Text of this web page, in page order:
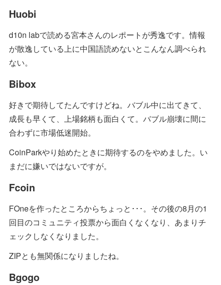
Huobi
d10n labで読める宮本さんのレポートが秀逸です。情報
が散逸している上に中国語読めないとこんなん調べられ
ない。
Bibox
好きで期待してたんですけどね。バブル中に出てきて、
成長も早くて、上場銘柄も面白くて。バブル崩壊に間に
合わずに市場低迷開始。
CoinParkやり始めたときに期待するのをやめました。い
まだに嫌いではないですが。
Fcoin
FOneを作ったところからちょっと･･･。その後の8月の1
回目のコミュニティ投票から面白くなくなり、あまりチ
ェックしなくなりました。
ZIPとも無関係になりましたね。
Bgogo